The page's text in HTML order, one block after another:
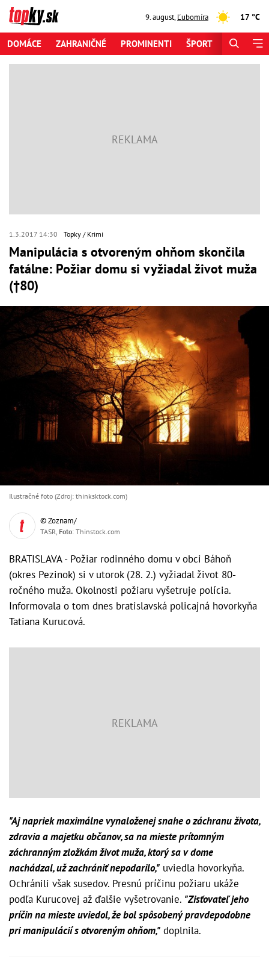
9. august,Ľubomíra 17 °C
DOMÁCE ZAHRANIČNÉ PROMINENTI ŠPORT
1.3.2017 14:30 Topky Krimi
Manipulácia s otvoreným ohňom skončila
fatálne: Požiar domu si vyžiadal život muža
(†80)
Ilustračné foto (Zdroj: thinksktock.com)
© Zoznam/
TASR, Foto: Thinstock.com
BRATISLAVA - Požiar rodinného domu v obci Báhoň
(okres Pezinok) si v utorok (28. 2.) vyžiadal život 80-
ročného muža. Okolnosti požiaru vyšetruje polícia.
Informovala o tom dnes bratislavská policajná hovorkyňa
Tatiana Kurucová.
"Aj napriek maximálne vynaloženej snahe o záchranu života,
zdravia a majetku občanov, sa na mieste prítomným
záchranným zložkám život muža, ktorý sa v dome
nachádzal, už zachrániť nepodarilo," uviedla hovorkyňa.
Ochránili však susedov. Presnú príčinu požiaru ukáže
podľa Kurucovej až ďalšie vyšetrovanie. "Zisťovateľ jeho
príčin na mieste uviedol, že bol spôsobený pravdepodobne
pri manipulácií s otvoreným ohňom," doplnila.